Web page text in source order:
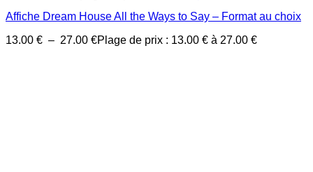
Affiche Dream House All the Ways to Say – Format au choix
13.00 € – 27.00 €Plage de prix : 13.00 € à 27.00 €